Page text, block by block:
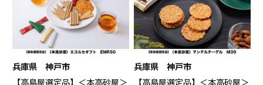
兵庫県 神戸市
【高島屋選定品】＜本高砂屋＞
兵庫県 神戸市
【高島屋選定品】＜本高砂屋＞